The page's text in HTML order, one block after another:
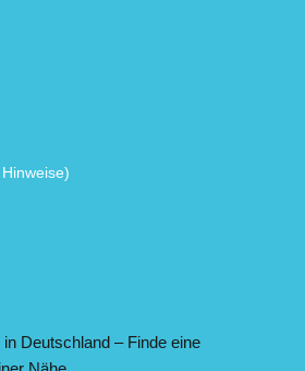
Deutschland – Finde eine